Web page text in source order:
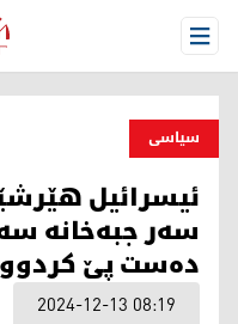
Open Menu
سیاسی
ئیسرائیل
سەر جبەخانە
دەست پێ
2024-12-13 08:19